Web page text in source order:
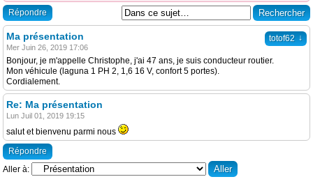
Répondre
totof62 ↓
Ma présentation
Mer Juin 26, 2019 17:06
Bonjour, je m'appelle Christophe, j'ai 47 ans, je suis conducteur routier.
Mon véhicule (laguna 1 PH 2, 1,6 16 V, confort 5 portes).
Cordialement.
Re: Ma présentation
Lun Juil 01, 2019 19:15
salut et bienvenu parmi nous
Répondre
Aller à: